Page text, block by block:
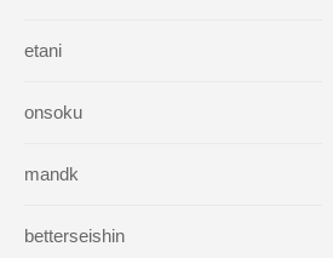
etani
onsoku
mandk
betterseishin